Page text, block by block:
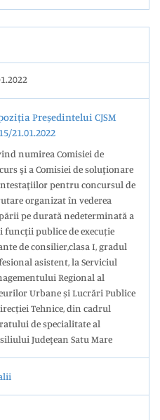
Președintelui CJSM
21.01.2022
numirea Comisiei de
şi a Comisiei de soluţionare
pentru concursul de
organizat în vederea
pe durată nedeterminată a
funcţii publice de execuție
de consilier,clasa I, gradul
asistent, la Serviciul
Regional al
Urbane și Lucrări Publice
Tehnice, din cadrul
de specialitate al
Judeţean Satu Mare